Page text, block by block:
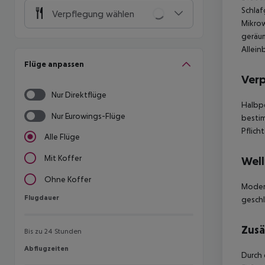
Verpflegung wählen
Flüge anpassen
Nur Direktflüge
Nur Eurowings-Flüge
Alle Flüge
Mit Koffer
Ohne Koffer
Flugdauer
Flugdauer
Bis zu 24 Stunden
Abflugzeiten
Abflugzeiten